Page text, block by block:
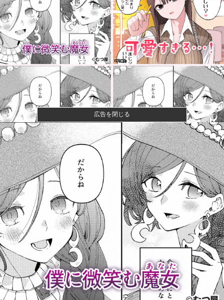
【警告】社会人「スムージーにキウイ皮ごと入れよ。
これ美容にい...
【悲報】風俗嬢やってる女の末路ｗｗｗｗｗｗｗｗｗ
ｗｗ
【悲報】映画館の客、ほぼバイオテロレベルのやらか
しで観客が避...
【画像】石川佳純さん(31)の体、エッッッッッッッッッ
ッッッ...
【仮面ライダーマイス】「変身ベルト DXマイスドライ
バー」ほ...
【朗報】秋田に日本最大級のAIデータセンター建設
へ 総事業費...
【広島対巨人14回戦】4（捕） 大城 卓三 6（一） 小
濱...
ベアマンがアストンマーチンからの高額オファーを拒
否してフェラ...
充電ケーブルってさ他
広告を閉じる